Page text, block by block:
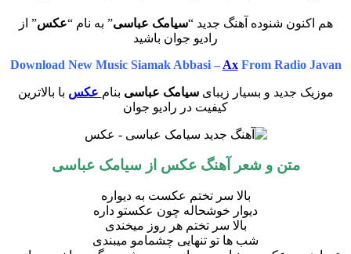
هم اکنون شنوده آهنگ جدید “سیامک عباسی” به نام “عکس” از
رادیو جوان باشید
Download New Music Siamak Abbasi – AxFrom Radio Javan
موزیک جدید و بسیار زیبایسیامک عباسی بنام عکس با بالاترین
کیفیت در رادیو جوان
متن و شعر آهنگ عکس از سیامک عباسی
بالا سر تختم عکست به دیواره
دیوار خوشحاله چون عکستو داره
بالا سر تختم هر روز میخندی
شب ها تو تنهایی چشمامو میبندی